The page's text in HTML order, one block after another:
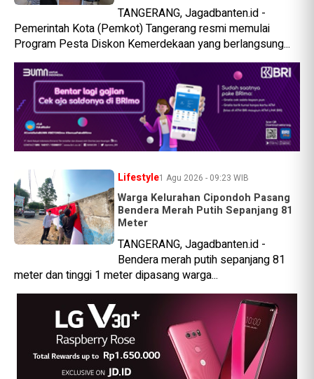
TANGERANG, Jagadbanten.id -
Pemerintah Kota (Pemkot) Tangerang resmi memulai
Program Pesta Diskon Kemerdekaan yang berlangsung...
Lifestyle1 Agu 2026 - 09:23 WIB
Warga Kelurahan Cipondoh Pasang
Bendera Merah Putih Sepanjang 81
Meter
TANGERANG, Jagadbanten.id -
Bendera merah putih sepanjang 81
meter dan tinggi 1 meter dipasang warga...